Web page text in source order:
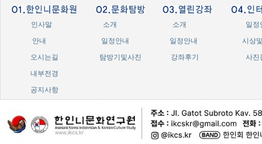
인사말 소개 소개
일정
안내
일정안내 일정안내
시상
오시는길
탐방기및사진 강좌후기
사진
내부전경
공지사항